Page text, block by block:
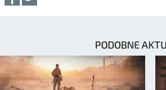
PODOBNE